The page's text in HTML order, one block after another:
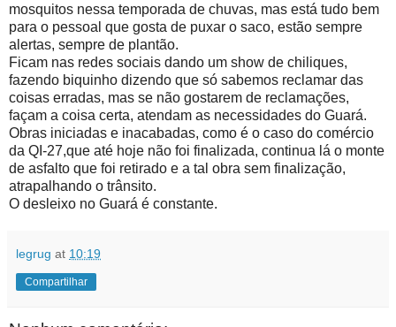
mosquitos nessa temporada de chuvas, mas está tudo bem
para o pessoal que gosta de puxar o saco, estão sempre
alertas, sempre de plantão.
Ficam nas redes sociais dando um show de chiliques,
fazendo biquinho dizendo que só sabemos reclamar das
coisas erradas, mas se não gostarem de reclamações,
façam a coisa certa, atendam as necessidades do Guará.
Obras iniciadas e inacabadas, como é o caso do comércio
da QI-27,que até hoje não foi finalizada, continua lá o monte
de asfalto que foi retirado e a tal obra sem finalização,
atrapalhando o trânsito.
O desleixo no Guará é constante.
legrug at 10:19
Compartilhar